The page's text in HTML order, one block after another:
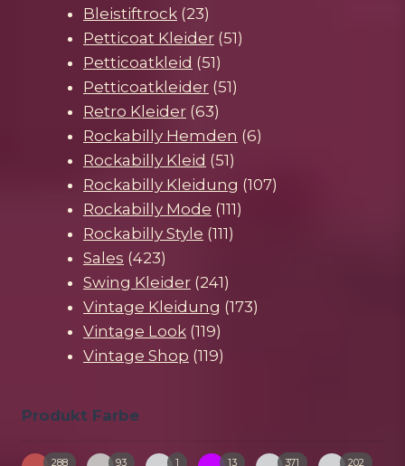
Produkte
Bleistiftrock 2323
Produkte
Petticoat Kleider 5151
Petticoatkleid 5151
Produkte
Petticoatkleider 5151
Retro Kleider 6363
Produkte
Rockabilly Hemden 66
Rockabilly Kleid 5151
Produkte
Rockabilly Kleidung 107107
Rockabilly Mode 111111
Rockabilly Style 111111
Sales 423423
Produkte
Swing Kleider 241241
Produkte
Vintage Kleidung 173173
Vintage Look 119119
Produkte
Vintage Shop 119119
Produkt Farbe
288 93 1 13 371 202